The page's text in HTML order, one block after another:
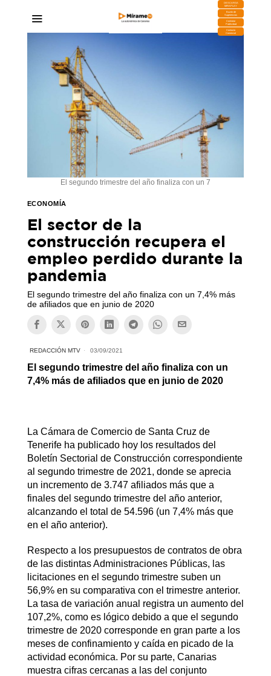
DESCARGA
MIRAPLAY
Buzón de
Sugerencias
Contratar
Publicidad
Contacto
Comercial
El segundo trimestre del año finaliza con un 7
ECONOMÍA
El sector de la
construcción recupera el
empleo perdido durante la
pandemia
El segundo trimestre del año finaliza con un 7,4% más
de afiliados que en junio de 2020
REDACCIÓN MTV 03/09/2021
El segundo trimestre del año finaliza con un
7,4% más de afiliados que en junio de 2020
La Cámara de Comercio de Santa Cruz de
Tenerife ha publicado hoy los resultados del
Boletín Sectorial de Construcción correspondiente
al segundo trimestre de 2021, donde se aprecia
un incremento de 3.747 afiliados más que a
finales del segundo trimestre del año anterior,
alcanzando el total de 54.596 (un 7,4% más que
en el año anterior).
Respecto a los presupuestos de contratos de obra
de las distintas Administraciones Públicas, las
licitaciones en el segundo trimestre suben un
56,9% en su comparativa con el trimestre anterior.
La tasa de variación anual registra un aumento del
107,2%, como es lógico debido a que el segundo
trimestre de 2020 corresponde en gran parte a los
meses de confinamiento y caída en picado de la
actividad económica. Por su parte, Canarias
muestra cifras cercanas a las del conjunto